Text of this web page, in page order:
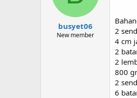
t
e
busyet06
New member
2
4 cm
2
2
800
2
6